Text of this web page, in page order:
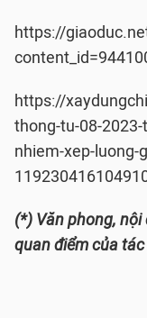
https://
https://
thong-tu-08-
nhiem-xep-luong-
(*) Văn phong,
quan điểm của tác